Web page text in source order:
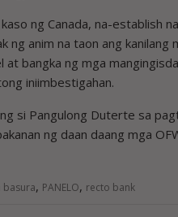
ng Canada, na-establish
ng anim na taon ang
bangka ng mga
iniimbestigahan.
si Pangulong Duterte sa
ng daan daang mga
basura, PANELO, recto bank